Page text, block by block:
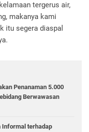
tergerus air,
makanya kami
itu segera diaspal
Penanaman 5.000
Berwawasan
Informal terhadap